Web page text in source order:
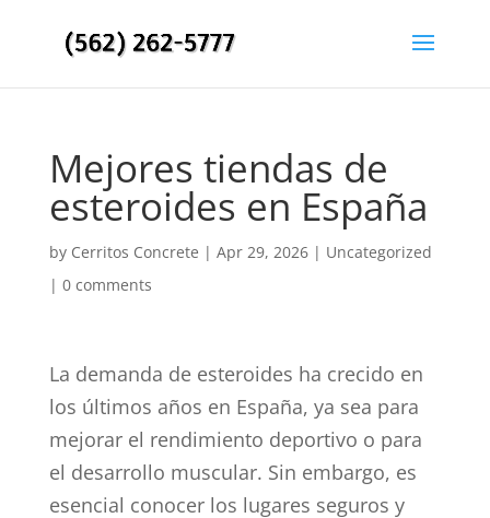
Mejores tiendas de
esteroides en España
by Cerritos Concrete | Apr 29, 2026| Uncategorized
| 0 comments
La demanda de esteroides ha crecido en
los últimos años en España, ya sea para
mejorar el rendimiento deportivo o para
el desarrollo muscular. Sin embargo, es
esencial conocer los lugares seguros y